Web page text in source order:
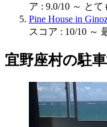
ア : 9.0/10 ～ とて
Pine House in
スコア : 10/10 ～
宜野座村の駐